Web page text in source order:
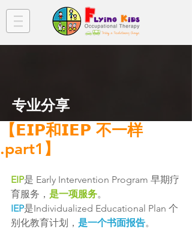
​专业分享
【𝗘𝗜𝗣和𝗜𝗘𝗣 不一样
.part1】
EIP是 Early Intervention Program 早期疗
育服务， 是一项服务。
IEP是Individualized Educational Plan 个
别化教育计划， 是一个书面报告。